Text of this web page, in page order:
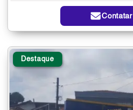
Contatar
Destaque